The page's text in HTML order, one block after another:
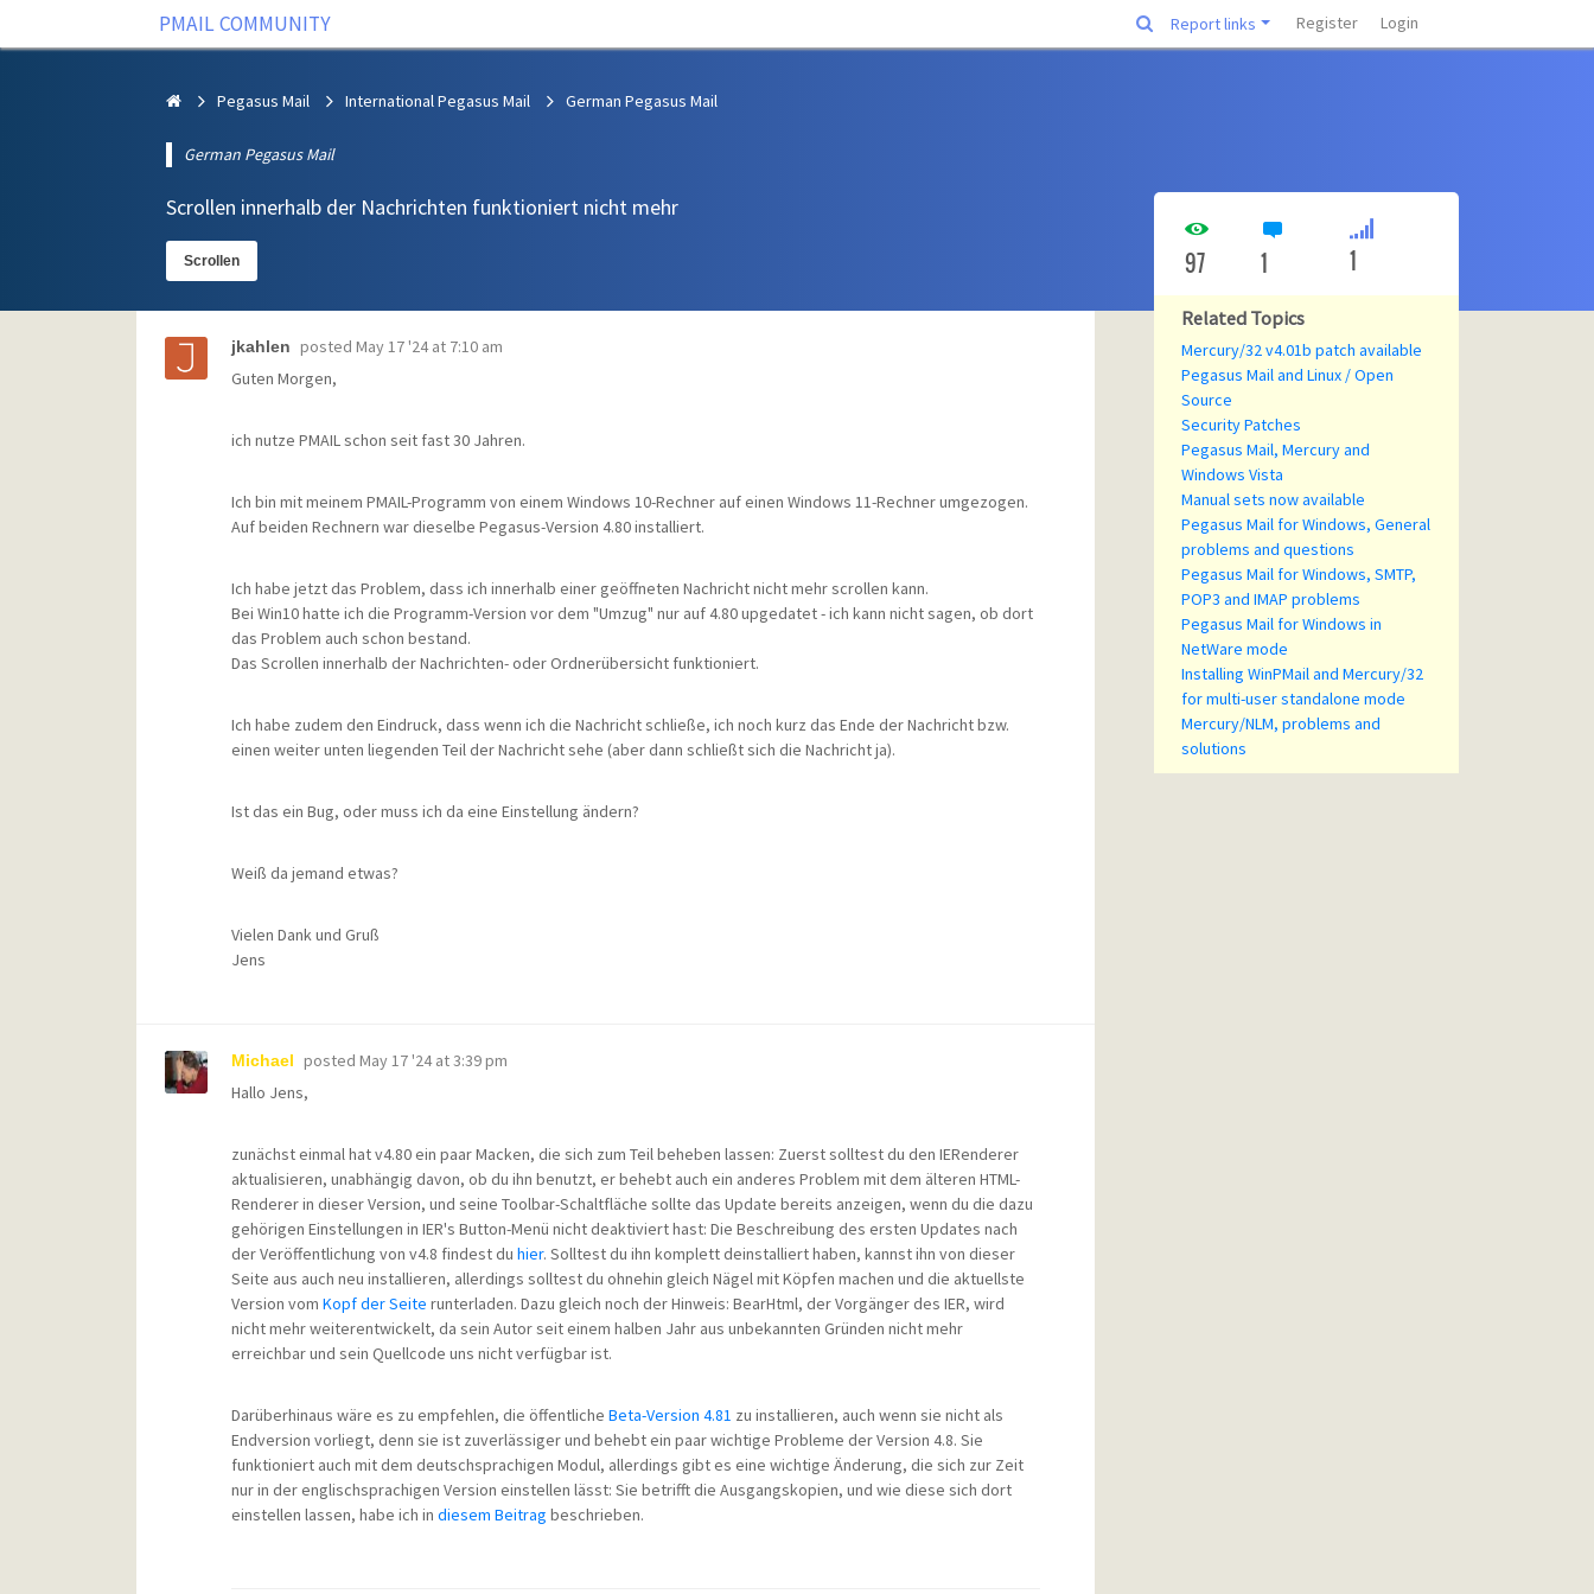
PMAIL COMMUNITY Report links Register Login
Pegasus Mail International Pegasus Mail German Pegasus Mail
German Pegasus Mail
Scrollen innerhalb der Nachrichten funktioniert nicht mehr
Scrollen
jkahlen posted May 17 '24 at 7:10 am
Guten Morgen,
ich nutze PMAIL schon seit fast 30 Jahren.
Ich bin mit meinem PMAIL-Programm von einem Windows 10-Rechner auf einen Windows 11-Rechner umgezogen.
Auf beiden Rechnern war dieselbe Pegasus-Version 4.80 installiert.
Ich habe jetzt das Problem, dass ich innerhalb einer geöffneten Nachricht nicht mehr scrollen kann.
Bei Win10 hatte ich die Programm-Version vor dem "Umzug" nur auf 4.80 upgedatet - ich kann nicht sagen, ob dort
das Problem auch schon bestand.
Das Scrollen innerhalb der Nachrichten- oder Ordnerübersicht funktioniert.
Ich habe zudem den Eindruck, dass wenn ich die Nachricht schließe, ich noch kurz das Ende der Nachricht bzw.
einen weiter unten liegenden Teil der Nachricht sehe (aber dann schließt sich die Nachricht ja).
Ist das ein Bug, oder muss ich da eine Einstellung ändern?
Weiß da jemand etwas?
Vielen Dank und Gruß
Jens
Michael posted May 17 '24 at 3:39 pm
Hallo Jens,
zunächst einmal hat v4.80 ein paar Macken, die sich zum Teil beheben lassen: Zuerst solltest du den IERenderer
aktualisieren, unabhängig davon, ob du ihn benutzt, er behebt auch ein anderes Problem mit dem älteren HTML-
Renderer in dieser Version, und seine Toolbar-Schaltfläche sollte das Update bereits anzeigen, wenn du die dazu
gehörigen Einstellungen in IER's Button-Menü nicht deaktiviert hast: Die Beschreibung des ersten Updates nach
der Veröffentlichung von v4.8 findest du hier. Solltest du ihn komplett deinstalliert haben, kannst ihn von dieser
Seite aus auch neu installieren, allerdings solltest du ohnehin gleich Nägel mit Köpfen machen und die aktuellste
Version vom Kopf der Seite runterladen. Dazu gleich noch der Hinweis: BearHtml, der Vorgänger des IER, wird
nicht mehr weiterentwickelt, da sein Autor seit einem halben Jahr aus unbekannten Gründen nicht mehr
erreichbar und sein Quellcode uns nicht verfügbar ist.
Darüberhinaus wäre es zu empfehlen, die öffentliche Beta-Version 4.81 zu installieren, auch wenn sie nicht als
Endversion vorliegt, denn sie ist zuverlässiger und behebt ein paar wichtige Probleme der Version 4.8. Sie
funktioniert auch mit dem deutschsprachigen Modul, allerdings gibt es eine wichtige Änderung, die sich zur Zeit
nur in der englischsprachigen Version einstellen lässt: Sie betrifft die Ausgangskopien, und wie diese sich dort
einstellen lassen, habe ich in diesem Beitrag beschrieben.
97 1 1
Related Topics
Mercury/32 v4.01b patch available
Pegasus Mail and Linux / Open
Source
Security Patches
Pegasus Mail, Mercury and
Windows Vista
Manual sets now available
Pegasus Mail for Windows, General
problems and questions
Pegasus Mail for Windows, SMTP,
POP3 and IMAP problems
Pegasus Mail for Windows in
NetWare mode
Installing WinPMail and Mercury/32
for multi-user standalone mode
Mercury/NLM, problems and
solutions